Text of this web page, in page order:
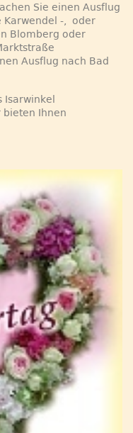
Sie einen Ausflug
Karwendel -, oder
Blomberg oder
Ausflug nach Bad
Isarwinkel
bieten Ihnen